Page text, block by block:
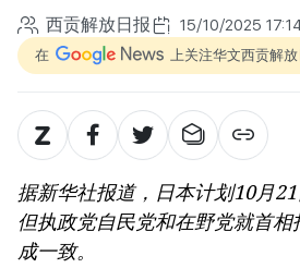
和新西兰进行国事访问
政府总理黎明兴：网络安全必
“保护人员”紧密结合
西贡解放日报 15/10/2025
在 上关注华文西贡解放
据新华社报道，日本计划10月
但执政党自民党和在野党就首
成一致。